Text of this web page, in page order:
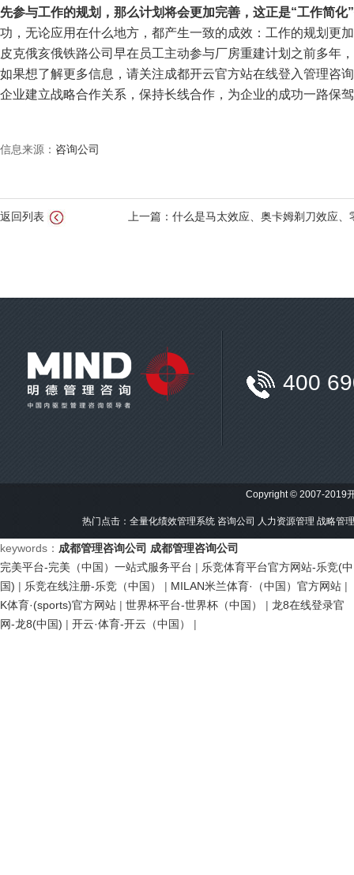
先参与工作的规划，那么计划将会更加完善，这正是“工作简化
功，无论应用在什么地方，都产生一致的成效：工作的规划更
皮克俄亥俄铁路公司早在员工主动参与厂房重建计划之前多年
如果想了解更多信息，请关注成都开云官方站在线登入管理咨
企业建立战略合作关系，保持长线合作，为企业的成功一路保
信息来源： 咨询公司
返回列表 上一篇：什么是马太效应、奥卡姆剃刀效应
400
Copyright © 2007-2019
热门点击： 全量化绩效管理系统 咨询公司 人力资源管理 战略管理
keywords： 成都管理咨询公司 成都管理咨询公司
完美平台-完美（中国）一站式服务平台 | 乐竞体育平台官方网站-乐竞(中
国) | 乐竞在线注册-乐竞（中国） | MILAN米兰体育·（中国）官方网站 |
K体育·(sports)官方网站 | 世界杯平台-世界杯（中国） | 龙8在线登录官
网-龙8(中国) | 开云·体育-开云（中国） |